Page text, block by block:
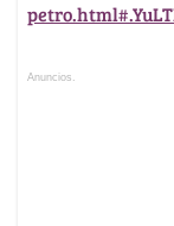
Anuncios.